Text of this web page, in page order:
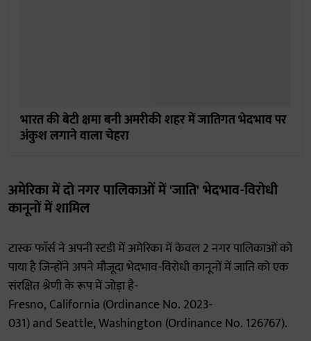
भारत की बेटी क्षमा बनी अमरीकी शहर में जातिगत भेदभाव पर
अंकुश लगाने वाला चेहरा
अमेरिका में दो नगर पालिकाओं में 'जाति' भेदभाव-विरोधी
कानूनों में शामिल
टास्क फाॅर्स ने अपनी स्टडी में अमेरिका में केवल 2 नगर पालिकाओं को
पाया है जिन्होंने अपने मौजूदा भेदभाव-विरोधी कानूनों में जाति को एक
संरक्षित श्रेणी के रूप में जोड़ा है-
Fresno, California (Ordinance No. 2023-
031) and Seattle, Washington (Ordinance No. 126767).